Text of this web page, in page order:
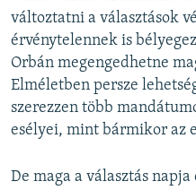
változtatni a választások
érvénytelennek is
Orbán megengedhetne
Elméletben persze
szerezzen több
esélyei, mint bármikor az
De maga a választás napja